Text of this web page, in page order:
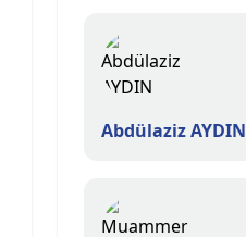
Abdülaziz AYDIN